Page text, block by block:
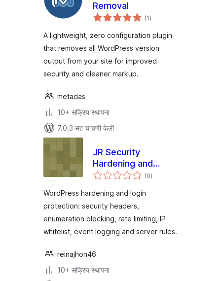
Removal
(1एकूण
मूल्यांकन
)
A lightweight, zero configuration plugin
that removes all WordPress version
output from your site for improved
security and cleaner markup.
metadas
10+ सक्रिय स्थापना
7.0.3 सह चाचणी केली
JR Security
Hardening and
Login Protection
(0एकूण
मूल्यांकन
)
WordPress hardening and login
protection: security headers,
enumeration blocking, rate limiting, IP
whitelist, event logging and server rules.
reinajhon46
10+ सक्रिय स्थापना